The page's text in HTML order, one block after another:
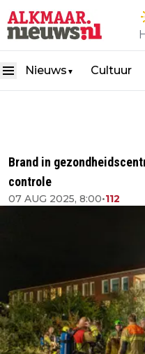
Nieuws ▼ Cultuur
Brand in
controle
07 AUG 2025, 8:00•112